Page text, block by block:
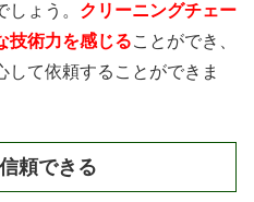
ょう。 クリーニングチェー
技術力を感じることができ、
して依頼することができま
頼できる